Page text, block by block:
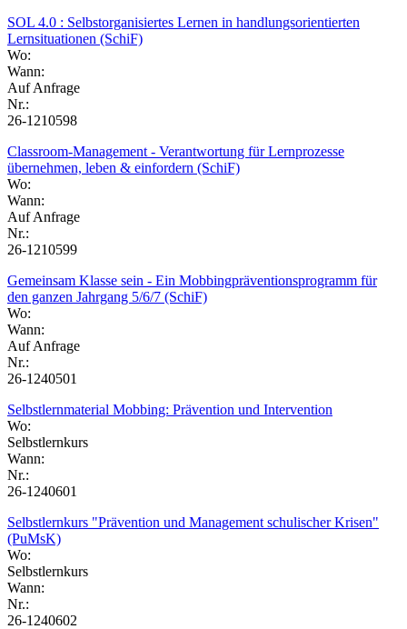
SOL 4.0 : Selbstorganisiertes Lernen in handlungsorientierten
Lernsituationen (SchiF)
Wo:
Wann:
Auf Anfrage
Nr.:
26-1210598
Classroom-Management - Verantwortung für Lernprozesse
übernehmen, leben & einfordern (SchiF)
Wo:
Wann:
Auf Anfrage
Nr.:
26-1210599
Gemeinsam Klasse sein - Ein Mobbingpräventionsprogramm für
den ganzen Jahrgang 5/6/7 (SchiF)
Wo:
Wann:
Auf Anfrage
Nr.:
26-1240501
Selbstlernmaterial Mobbing: Prävention und Intervention
Wo:
Selbstlernkurs
Wann:
Nr.:
26-1240601
Selbstlernkurs "Prävention und Management schulischer Krisen"
(PuMsK)
Wo:
Selbstlernkurs
Wann:
Nr.:
26-1240602